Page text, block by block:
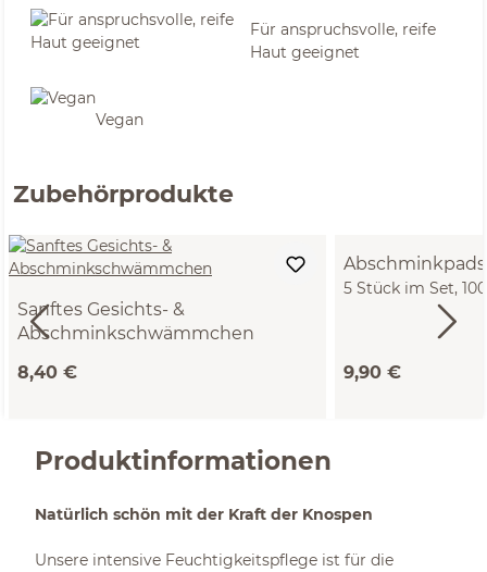
Für anspruchsvolle, reife
Haut geeignet
Vegan
Zubehörprodukte
Sanftes Gesichts- &
Abschminkschwämmchen
8,40 €
Abschminkpads
5 Stück im Set,
Frottee, GOTS
9,90 €
Produktinformationen
Natürlich schön mit der Kraft der Knospen
Unsere intensive Feuchtigkeitspflege ist für die